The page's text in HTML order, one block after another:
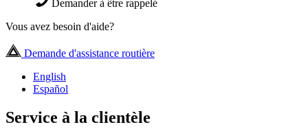
Demander à être rappelé
Vous avez besoin d'aide?
Demande d'assistance routière
English
Español
Service à la clientèle